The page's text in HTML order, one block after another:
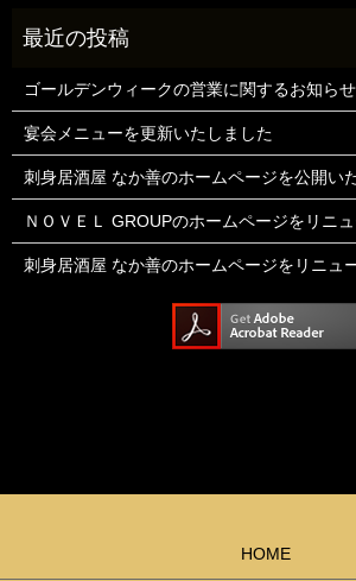
ゴールデンウィークの営業に関するお知らせ
宴会メニューを更新いたしました
刺身居酒屋 なか善のホームページを公開い
ＮＯＶＥＬ GROUPのホームページをリニュ
刺身居酒屋 なか善のホームページをリニュ
HOME